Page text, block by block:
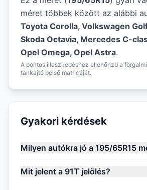
méret többek között az alábbi
Toyota Corolla, Volkswagen
Skoda Octavia, Mercedes C-
Opel Omega, Opel Astra.
A pontos illeszkedéshez ellenőrizd a
tankajtó belső matricáját.
Gyakori kérdések
Milyen autókra jó a 195/65R15
Mit jelent a 91T jelölés?